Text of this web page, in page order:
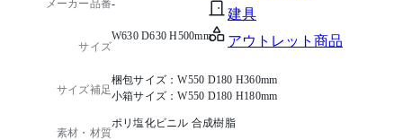
建具
アウトレット商品
メーカー品番-
サイズ
W630 D630 H500mm
サイズ補足
梱包サイズ：W550 D180 H360mm
小箱サイズ：W550 D180 H180mm
素材・材質
ポリ塩化ビニル 合成樹脂